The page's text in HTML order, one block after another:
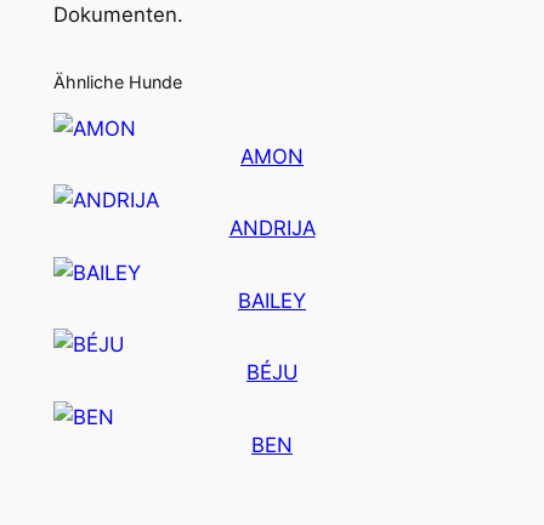
Dokumenten.
Ähnliche Hunde
AMON
ANDRIJA
BAILEY
BÉJU
BEN